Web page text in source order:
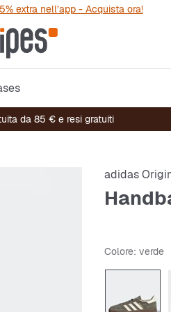
extra nell’app - Acquista ora!
da 85 € e resi gratuiti
adidas
Colore: verde